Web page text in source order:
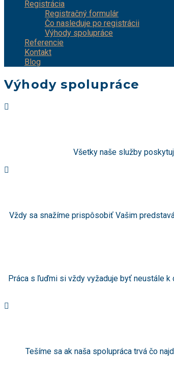
Registrácia
Registračný formulár
Čo nasleduje po registrácii
Výhody spolupráce
Referencie
Kontakt
Blog
Výhody spolupráce
Všetky naše služby
Vždy sa snažíme prispôsobiť Vašim
Práca s ľuďmi si vždy vyžaduje byť neustále
Tešíme sa ak naša spolupráca trvá čo